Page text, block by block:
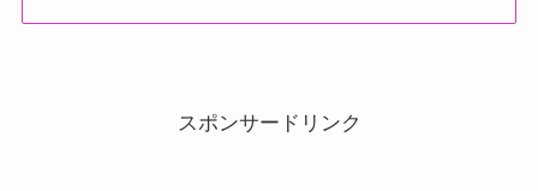
スポンサードリンク